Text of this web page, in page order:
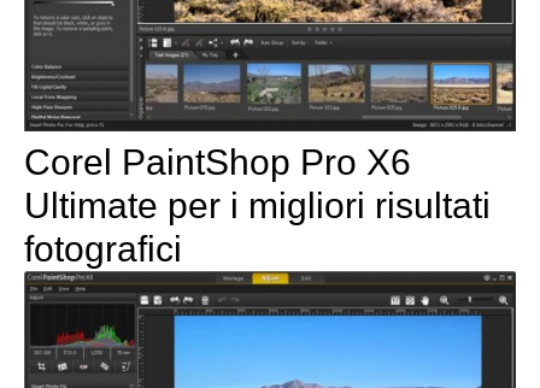
Corel PaintShop Pro X6
Ultimate per i migliori risultati
fotografici